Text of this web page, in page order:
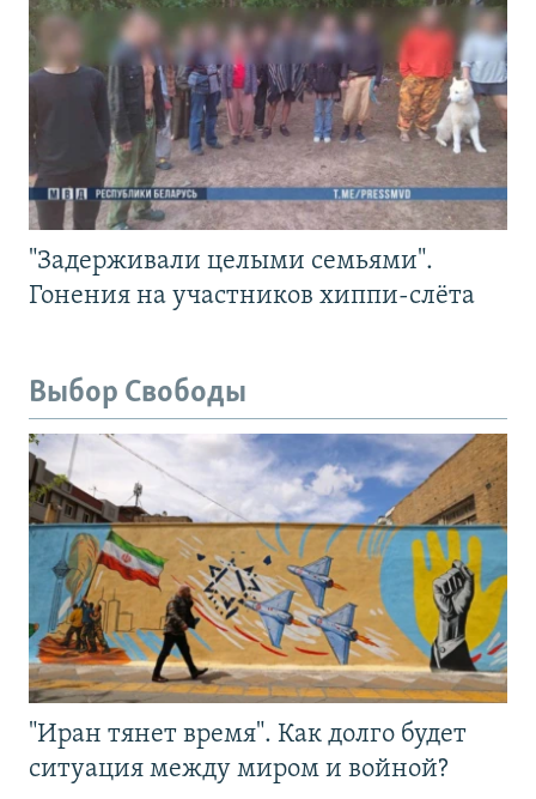
"Задерживали целыми семьями".
Гонения на участников хиппи-слёта
Выбор Свободы
"Иран тянет время". Как долго будет
ситуация между миром и войной?